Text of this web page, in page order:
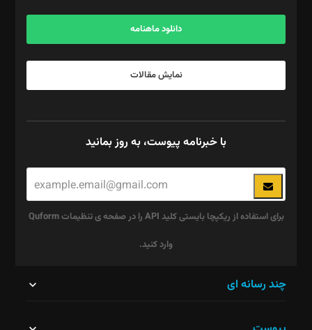
آگهی و مشترکین: ۰۹۱۹۹۹۹۰۴۵۴
دانلود ماهنامه
نمایش مقالات
با خبرنامه پیوست، به روز بمانید
برای استفاده از ریکپچا بایستی کلید API را در صفحه ی تنظیمات Quform
وارد کنید.
چند رسانه ای